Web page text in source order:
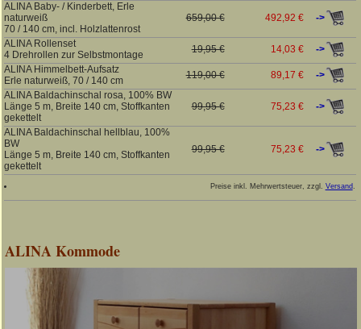
ALINA Baby- / Kinderbett, Erle
naturweiß
70 / 140 cm, incl. Holzlattenrost
659,00 € 492,92 € ->
ALINA Rollenset
4 Drehrollen zur Selbstmontage
19,95 € 14,03 €
->
ALINA Himmelbett-Aufsatz
Erle naturweiß, 70 / 140 cm
119,00 € 89,17 €
->
ALINA Baldachinschal rosa, 100% BW
Länge 5 m, Breite 140 cm, Stoffkanten
gekettelt
99,95 € 75,23 € ->
ALINA Baldachinschal hellblau, 100%
BW
Länge 5 m, Breite 140 cm, Stoffkanten
gekettelt
99,95 € 75,23 € ->
Preise inkl. Mehrwertsteuer, zzgl. Versand.
ALINA Kommode